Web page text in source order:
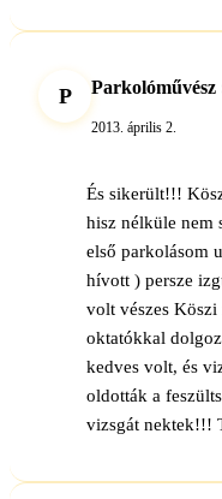
P Parkolóművész
2013. április 2.
És sikerült!!!
hisz nélküle nem
első parkolásom
hívott ) persze
volt vészes
oktatókkal
kedves volt, és
oldották a
vizsgát nektek!!!